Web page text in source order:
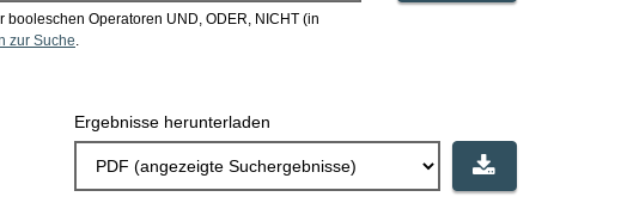
booleschen Operatoren UND, ODER, NICHT (in
zur Suche.
Ergebnisse herunterladen